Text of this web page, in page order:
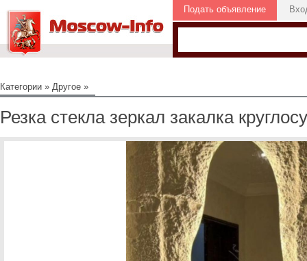
Подать объявление
Категории » Другое »
Резка стекла зеркал закалка